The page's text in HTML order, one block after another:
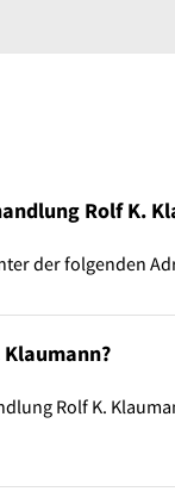
Rolf K.
der folgenden
Rolf K.